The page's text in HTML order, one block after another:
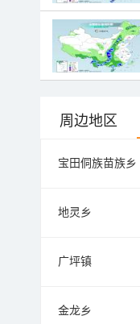
周边地区
宝田侗族苗族乡
地灵乡
广坪镇
金龙乡